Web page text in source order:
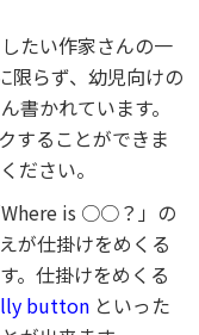
たい作家さんの一
限らず、幼児向けの
書かれています。
することができま
ださい。
Where is ○○？」の
が仕掛けをめくる
。仕掛けをめくる
button といった